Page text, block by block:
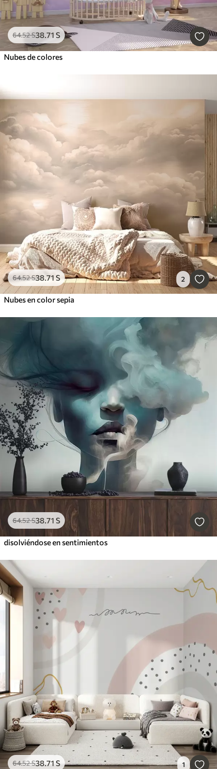
64.52S38.71 S
Nubes de colores
64.52S38.71 S 2
Nubes en color sepia
64.52S38.71 S
disolviéndose en sentimientos
64.52S38.71 S 1